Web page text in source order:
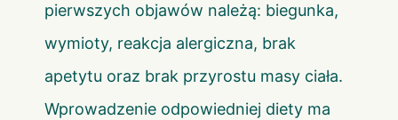
pierwszych objawów należą: biegunka,
wymioty, reakcja alergiczna, brak
apetytu oraz brak przyrostu masy ciała.
Wprowadzenie odpowiedniej diety ma